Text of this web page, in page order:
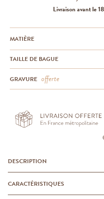
Livraison avant le
MATIÈRE
TAILLE DE BAGUE
GRAVURE offerte
DESCRIPTION
CARACTÉRISTIQUES